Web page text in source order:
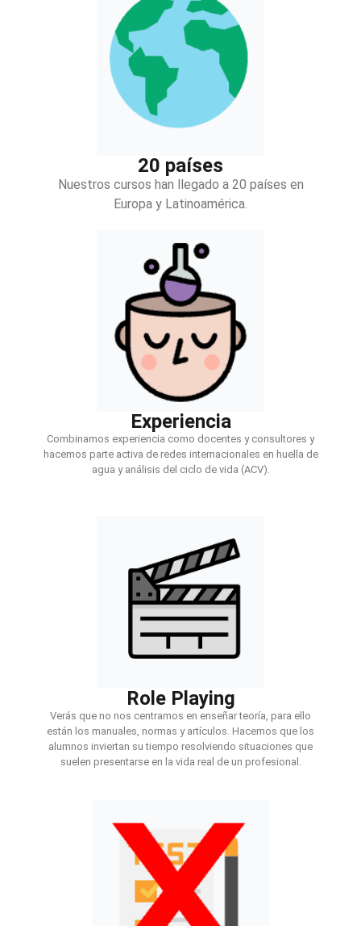
20 países
Nuestros cursos han llegado a 20 países en
Europa y Latinoamérica.
Experiencia
Combinamos experiencia como docentes y consultores y
hacemos parte activa de redes internacionales en huella de
agua y análisis del ciclo de vida (ACV).
Role Playing
Verás que no nos centramos en enseñar teoría, para ello
están los manuales, normas y artículos. Hacemos que los
alumnos inviertan su tiempo resolviendo situaciones que
suelen presentarse en la vida real de un profesional.